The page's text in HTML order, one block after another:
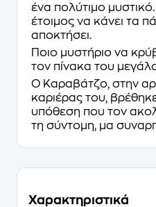
ένα πολύτιμο
έτοιμος να κάνει τα
αποκτήσει.
Ποιο μυστήριο να
τον πίνακα του
Ο Καραβάτζο, στην
καριέρας του,
υπόθεση που τον
τη σύντομη, μα
Χαρακτηριστικά